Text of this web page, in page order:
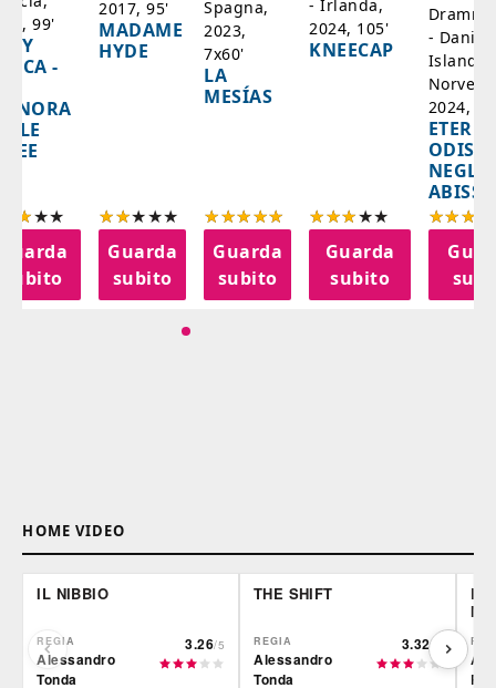
99'
-
subito
2017, 95'
MADAME
HYDE
Guarda
subito
Spagna,
2023,
7x60'
LA
MESÍAS
Guarda
subito
- Irlanda,
2024, 105'
KNEECAP
Guarda
subito
-
Islanda,
2024,
NEGLI
ABISSI
HOME VIDEO
IL NIBBIO
REGIA
Alessandro
Tonda
3.26/5
THE SHIFT
REGIA
Alessandro
Tonda
3.32/5
LE